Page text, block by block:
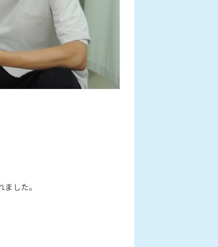
した。